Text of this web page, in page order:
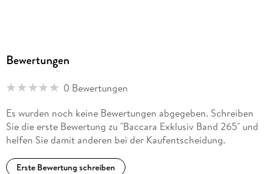
Bewertungen
0 Bewertungen
Es wurden noch keine Bewertungen abgegeben. Schreiben
Sie die erste Bewertung zu "Baccara Exklusiv Band 265" und
helfen Sie damit anderen bei der Kaufentscheidung.
Erste Bewertung schreiben